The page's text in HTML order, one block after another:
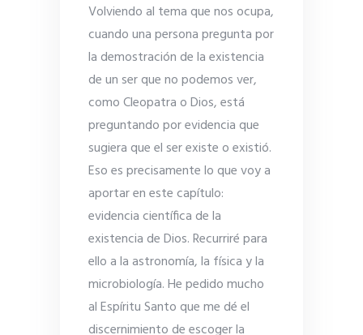
Volviendo al tema que nos ocupa,
cuando una persona pregunta por
la demostración de la existencia
de un ser que no podemos ver,
como Cleopatra o Dios, está
preguntando por evidencia que
sugiera que el ser existe o existió.
Eso es precisamente lo que voy a
aportar en este capítulo:
evidencia científica de la
existencia de Dios. Recurriré para
ello a la astronomía, la física y la
microbiología. He pedido mucho
al Espíritu Santo que me dé el
discernimiento de escoger la